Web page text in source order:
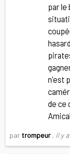
par le
n'est
de ce
par trompeur, il y